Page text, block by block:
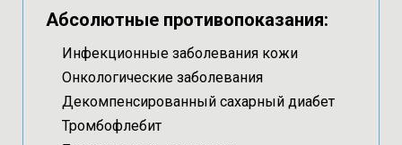
Абсолютные противопоказания:
Инфекционные заболевания кожи
Онкологические заболевания
Декомпенсированный сахарный диабет
Тромбофлебит